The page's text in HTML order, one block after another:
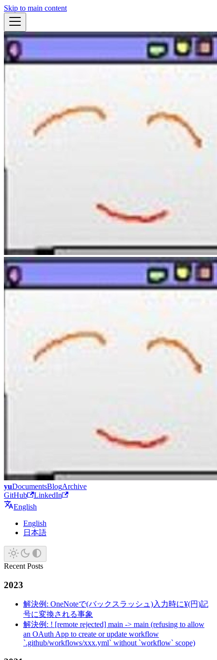
Skip to main content
yuDocumentsBlogArchive
GitHub
LinkedIn
English
English
日本語
Recent Posts
2023
解決例: OneNoteで(バックスラッシュ)入力時に¥(円)記
号に変換される事象
解決例: ! [remote rejected] main -> main (refusing to allow
an OAuth App to create or update workflow
`.github/workflows/xxx.yml` without `workflow` scope)